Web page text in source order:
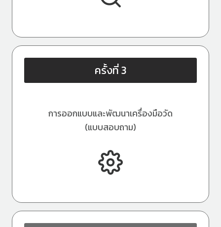
ครั้งที่ 3
การออกแบบและพัฒนาเครื่องมือวัด
(แบบสอบถาม)